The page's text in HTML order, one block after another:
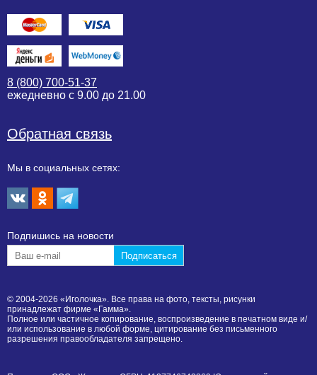
8 (800) 700-51-37
ежедневно с 9.00 до 21.00
Обратная связь
Мы в социальных сетях:
Подпишиcь на новости
© 2004-2026 «Иголочка». Все права на фото, тексты, рисунки
принадлежат фирме «Гамма».
Полное или частичное копирование, воспроизведение в печатном виде и/
или использование в любой форме, цитирование без письменного
разрешения правообладателя запрещено.